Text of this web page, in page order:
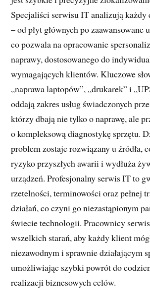
Specjaliści serwisu IT analizują każdy
– od płyt głównych po zaawansowane
co pozwala na opracowanie
naprawy, dostosowanego do
wymagających klientów. Kluczowe
„naprawa laptopów”, „drukarek” i
oddają zakres usług świadczonych
którzy dbają nie tylko o naprawę, ale
o kompleksową diagnostykę sprzętu.
problem zostaje rozwiązany u źródła,
ryzyko przyszłych awarii i wydłuża
urządzeń. Profesjonalny serwis IT to
rzetelności, terminowości oraz pełnej
działań, co czyni go niezastąpionym
świecie technologii. Pracownicy
wszelkich starań, aby każdy klient
niezawodnym i sprawnie działającym
umożliwiając szybki powrót do
realizacji biznesowych celów.